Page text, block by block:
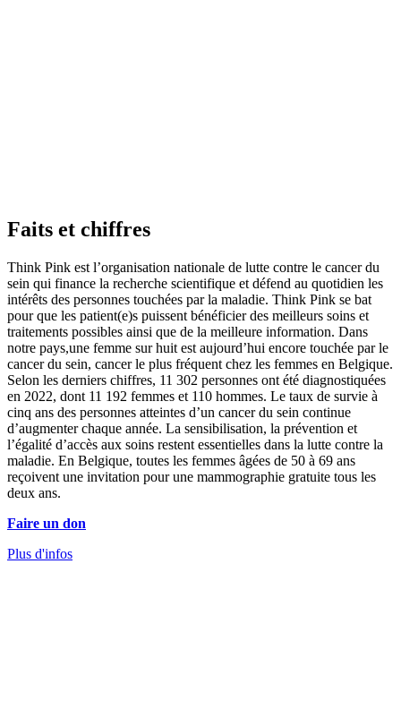
Faits et chiffres
Think Pink est l’organisation nationale de lutte contre le cancer du
sein qui finance la recherche scientifique et défend au quotidien les
intérêts des personnes touchées par la maladie. Think Pink se bat
pour que les patient(e)s puissent bénéficier des meilleurs soins et
traitements possibles ainsi que de la meilleure information. Dans
notre pays,une femme sur huit est aujourd’hui encore touchée par le
cancer du sein, cancer le plus fréquent chez les femmes en Belgique.
Selon les derniers chiffres, 11 302 personnes ont été diagnostiquées
en 2022, dont 11 192 femmes et 110 hommes. Le taux de survie à
cinq ans des personnes atteintes d’un cancer du sein continue
d’augmenter chaque année. La sensibilisation, la prévention et
l’égalité d’accès aux soins restent essentielles dans la lutte contre la
maladie. En Belgique, toutes les femmes âgées de 50 à 69 ans
reçoivent une invitation pour une mammographie gratuite tous les
deux ans.
Faire un don
Plus d'infos